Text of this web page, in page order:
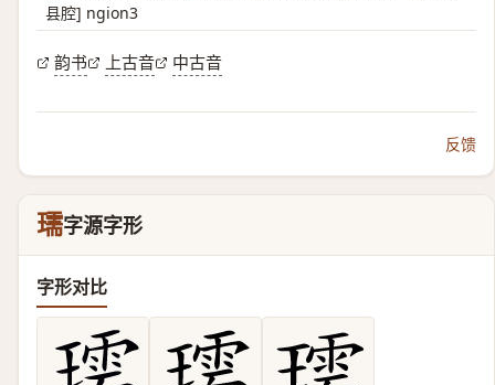
县腔] ngion3
韵书 上古音 中古音
反馈
瓀字源字形
字形对比